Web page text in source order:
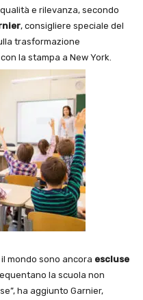
e rilevanza, secondo
, consigliere speciale del
trasformazione
la stampa a New York.
mondo sono ancora escluse
la scuola non
ha aggiunto Garnier,